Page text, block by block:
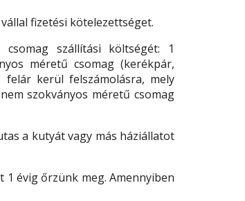
fizetési kötelezettséget.
szállítási költségét: 1
méretű csomag (kerékpár,
felár kerül felszámolásra, mely
szokványos méretű csomag
a kutyát vagy más háziállatot
évig őrzünk meg. Amennyiben